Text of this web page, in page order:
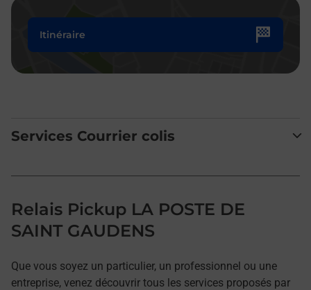
Itinéraire
Services Courrier colis
Relais Pickup LA POSTE DE
SAINT GAUDENS
Que vous soyez un particulier, un professionnel ou une
entreprise, venez découvrir tous les services proposés par